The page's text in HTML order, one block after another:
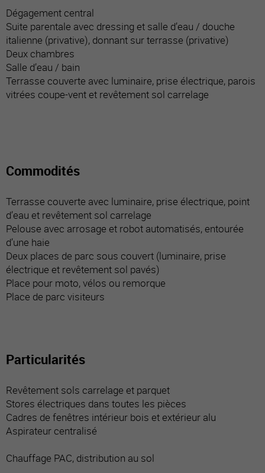
Dégagement central
Suite parentale avec dressing et salle d’eau / douche
italienne (privative), donnant sur terrasse (privative)
Deux chambres
Salle d’eau / bain
Terrasse couverte avec luminaire, prise électrique, parois
vitrées coupe-vent et revêtement sol carrelage
Commodités
Terrasse couverte avec luminaire, prise électrique, point
d’eau et revêtement sol carrelage
Pelouse avec arrosage et robot automatisés, entourée
d’une haie
Deux places de parc sous couvert (luminaire, prise
électrique et revêtement sol pavés)
Place pour moto, vélos ou remorque
Place de parc visiteurs
Particularités
Revêtement sols carrelage et parquet
Stores électriques dans toutes les pièces
Cadres de fenêtres intérieur bois et extérieur alu
Aspirateur centralisé
Chauffage PAC, distribution au sol